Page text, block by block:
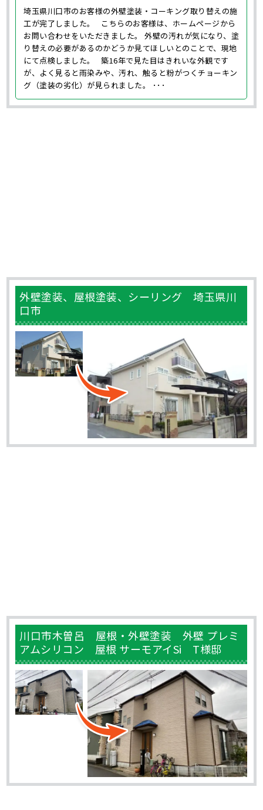
埼玉県川口市のお客様の外壁塗装・コーキング取り替えの施
工が完了しました。 こちらのお客様は、ホームページから
お問い合わせをいただきました。 外壁の汚れが気になり、塗
り替えの必要があるのかどうか見てほしいとのことで、現地
にて点検しました。 築16年で見た目はきれいな外観です
が、よく見ると雨染みや、汚れ、触ると粉がつくチョーキン
グ（塗装の劣化）が見られました。 ･･･
外壁塗装、屋根塗装、シーリング 埼玉県川
口市
川口市木曽呂 屋根・外壁塗装 外壁 プレミ
アムシリコン 屋根 サーモアイSi T様邸